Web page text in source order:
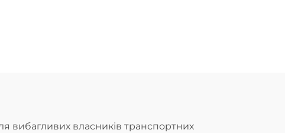
вибагливих власників транспортних